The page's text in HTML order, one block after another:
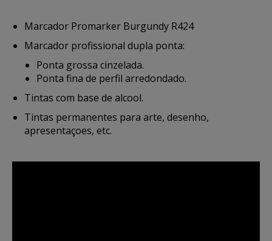
Marcador Promarker Burgundy R424
Marcador profissional dupla ponta:
Ponta grossa cinzelada.
Ponta fina de perfil arredondado.
Tintas com base de alcool.
Tintas permanentes para arte, desenho,
apresentaçoes, etc.